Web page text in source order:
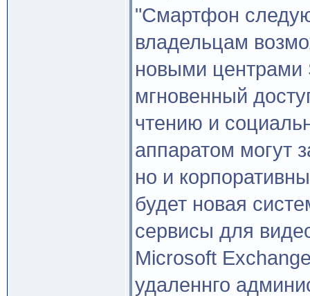
"Смартфон
владельцам
новыми центрами
мгновенный
чтению и
аппаратом могут
но и
будет новая
сервисы для
Microsoft
удаленнго